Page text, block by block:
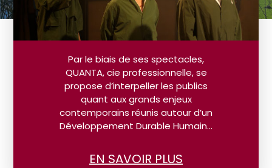
Par le biais de ses spectacles,
QUANTA, cie professionnelle, se
propose d’interpeller les publics
quant aux grands enjeux
contemporains réunis autour d’un
Développement Durable Humain…
EN SAVOIR PLUS